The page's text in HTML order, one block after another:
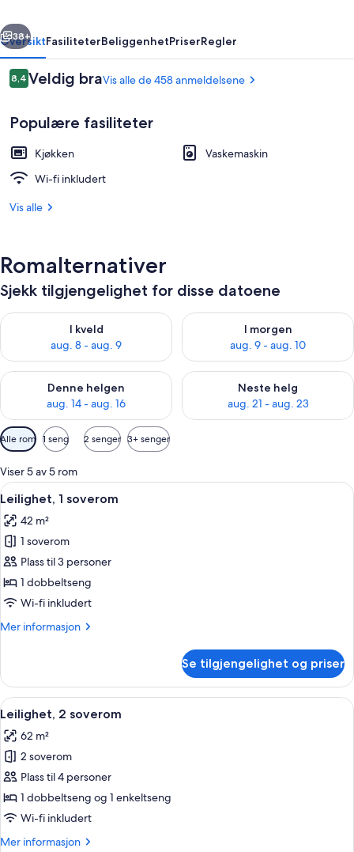
Neste
38+
OversiktFasiliteterBeliggenhetPriserRegler
Anmeldelser
8,48,4 av 10 –
Veldig braVis alle de 458 anmeldelsene
Populære fasiliteter
Kjøkken
Vaskemaskin
Wi-fi inkludert
Vis alle
Romalternativer
Sjekk tilgjengelighet for disse datoene
I kveld
aug. 8 - aug. 9
Sjekk tilgjengelighet for i kveld, aug. 8 - aug. 9
I morgen
aug. 9 - aug. 10
Sjekk tilgjengelighet for i
Denne helgen
aug. 14 - aug. 16
Sjekk tilgjengelighet for denne helgen, aug. 14 - aug. 16
Neste helg
aug. 21 - aug. 23
Sjekk tilgjengelighet for
Tilgjengelige
filtre
for
rom
Alle rom 1 seng 2 senger 3+ senger
Viser 5 av 5 rom
Åpne
alle
bildene
av
Leilighet,
1
soverom
13
Leilighet, 1 soverom
42 m²
1 soverom
Plass til 3 personer
1 dobbeltseng
Wi-fi inkludert
Mer informasjon
Mer
1
soverom
Se tilgjengelighet og priser
Åpne
alle
bildene
av
Leilighet,
2
soverom
Leilighet, 2 soverom | Strykejern/-
14
Leilighet, 2 soverom
62 m²
2 soverom
Plass til 4 personer
1 dobbeltseng og 1 enkeltseng
Wi-fi inkludert
Mer informasjon
Mer